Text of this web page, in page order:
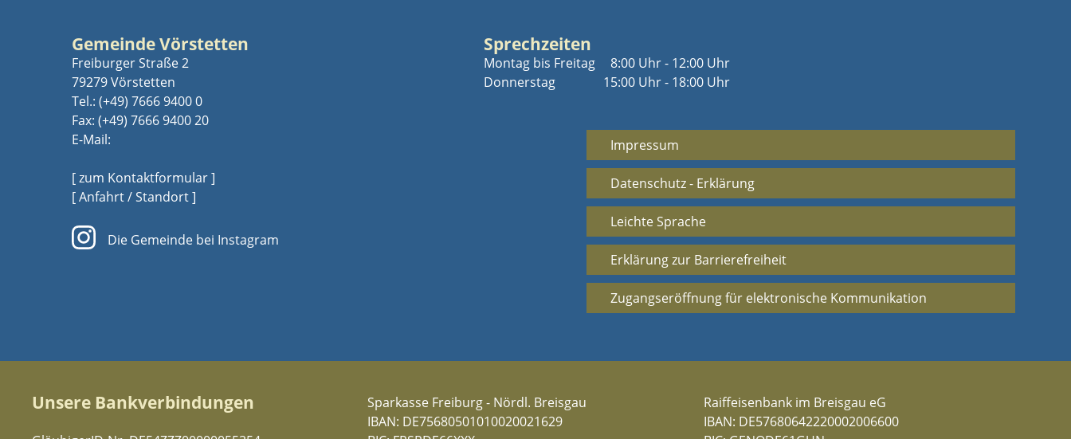
Gemeinde Vörstetten
Freiburger Straße 2
79279 Vörstetten
Tel.: (+49) 7666 9400 0
Fax: (+49) 7666 9400 20
E-Mail:
[ zum Kontaktformular ]
[ Anfahrt / Standort ]
Die Gemeinde bei Instagram
Sprechzeiten
Montag bis Freitag
Donnerstag
8:00 Uhr - 12:00 Uhr
15:00 Uhr - 18:00 Uhr
Impressum
Datenschutz - Erklärung
Leichte Sprache
Erklärung zur Barrierefreiheit
Zugangseröffnung für elektronische Kommunikation
Unsere Bankverbindungen
Sparkasse Freiburg - Nördl. Breisgau
IBAN: DE75680501010020021629
Raiffeisenbank im Breisgau eG
IBAN: DE57680642220002006600